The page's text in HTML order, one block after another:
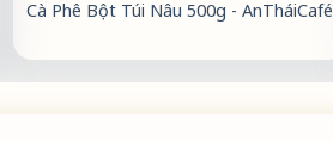
Cà Phê Bột Túi Nâu 500g - AnTháiCafé